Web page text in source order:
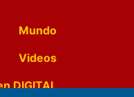
Mundo
Videos
DIGITAL